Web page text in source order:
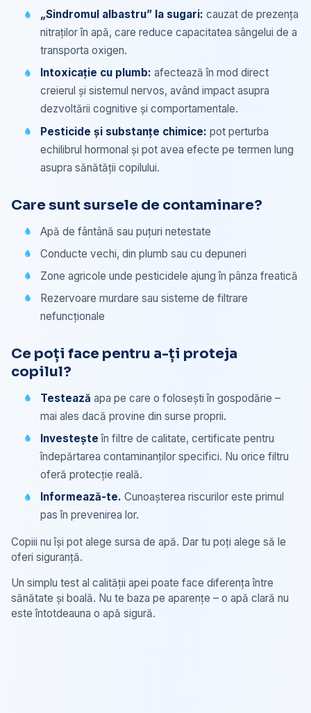
„Sindromul albastru” la sugari: cauzat de prezența
nitraților în apă, care reduce capacitatea sângelui de a
transporta oxigen.
Intoxicație cu plumb: afectează în mod direct
creierul și sistemul nervos, având impact asupra
dezvoltării cognitive și comportamentale.
Pesticide și substanțe chimice: pot perturba
echilibrul hormonal și pot avea efecte pe termen lung
asupra sănătății copilului.
Care sunt sursele de contaminare?
Apă de fântână sau puțuri netestate
Conducte vechi, din plumb sau cu depuneri
Zone agricole unde pesticidele ajung în pânza freatică
Rezervoare murdare sau sisteme de filtrare
nefuncționale
Ce poți face pentru a-ți proteja
copilul?
Testează apa pe care o folosești în gospodărie –
mai ales dacă provine din surse proprii.
Investește în filtre de calitate, certificate pentru
îndepărtarea contaminanților specifici. Nu orice filtru
oferă protecție reală.
Informează-te. Cunoașterea riscurilor este primul
pas în prevenirea lor.
Copiii nu își pot alege sursa de apă. Dar tu poți alege să le
oferi siguranță.
Un simplu test al calității apei poate face diferența între
sănătate și boală. Nu te baza pe aparențe – o apă clară nu
este întotdeauna o apă sigură.